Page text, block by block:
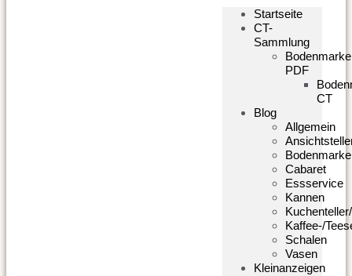
Startseite
CT-
Sammlung
PDF
CT
Blog
Allgemein
Bodenmarke
Cabaret
Essservice
Kannen
Kaffee-/
Schalen
Vasen
Kleinanzeigen